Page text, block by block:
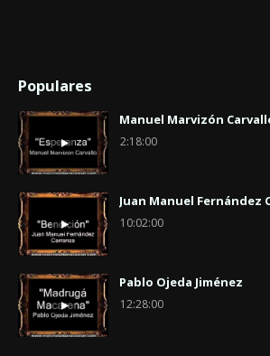
Populares
Manuel Marvizón
2:18:00
Juan Manuel Fernández
10:02:00
Pablo Ojeda Jiménez
12:28:00